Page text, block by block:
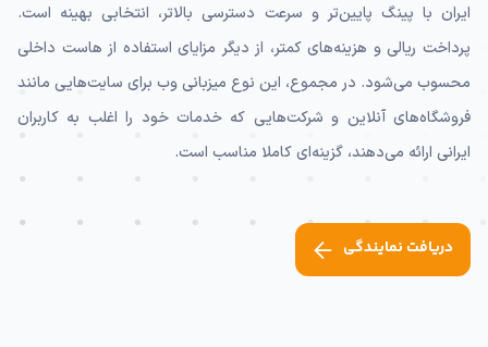
ایران با پینگ پایین‌تر و سرعت دسترسی بالاتر، انتخابی بهینه است.
پرداخت ریالی و هزینه‌های کمتر، از دیگر مزایای استفاده از هاست داخلی
محسوب می‌شود. در مجموع، این نوع میزبانی وب برای سایت‌هایی مانند
فروشگاه‌های آنلاین و شرکت‌هایی که خدمات خود را اغلب به کاربران
ایرانی ارائه می‌دهند، گزینه‌ای کاملا مناسب است.
دریافت نمایندگی